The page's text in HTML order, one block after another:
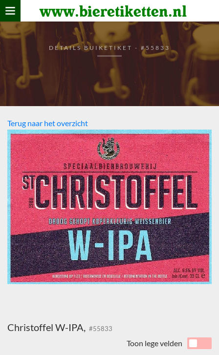
www.bieretiketten.nl
Home
verzamelen
De bierkaart
Bezoekers
DETAILS BUIKETIKET - #55833
Terug naar het overzicht
Christoffel W-IPA, #55833
Toon lege velden